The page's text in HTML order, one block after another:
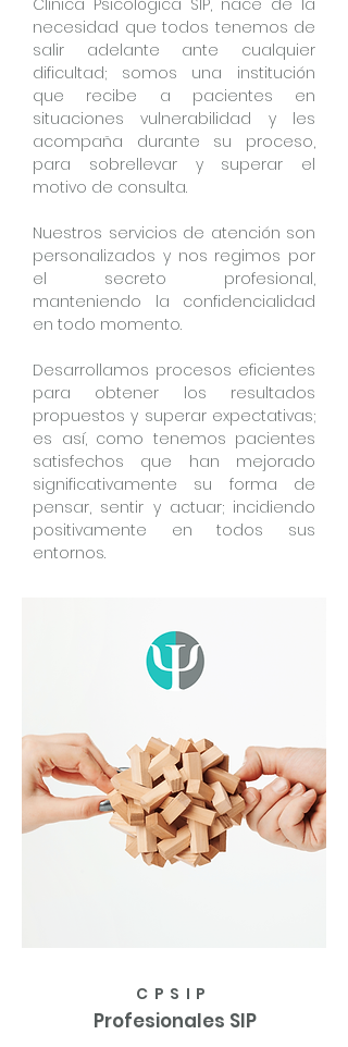
Clínica Psicológica SIP, nace de la
necesidad que todos tenemos de
salir adelante ante cualquier
dificultad; somos una institución
que recibe a pacientes en
situaciones vulnerabilidad y les
acompaña durante su proceso,
para sobrellevar y superar el
motivo de consulta.
Nuestros servicios de atención son
personalizados y nos regimos por
el secreto profesional,
manteniendo la confidencialidad
en todo momento.
Desarrollamos procesos eficientes
para obtener los resultados
propuestos y superar expectativas;
es así, como tenemos pacientes
satisfechos que han mejorado
significativamente su forma de
pensar, sentir y actuar; incidiendo
positivamente en todos sus
entornos.
CPSIP
Profesionales SIP